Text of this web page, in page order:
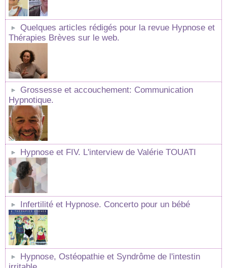
Quelques articles rédigés pour la revue Hypnose et
Thérapies Brèves sur le web.
Grossesse et accouchement: Communication
Hypnotique.
Hypnose et FIV. L'interview de Valérie TOUATI
Infertilité et Hypnose. Concerto pour un bébé
Hypnose, Ostéopathie et Syndrôme de l'intestin